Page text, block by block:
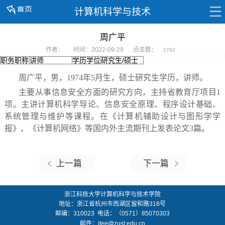
计算机科学与技术
周广平
作者： 时间：2022-09-29 点击数： 2763
职务职称讲师 学历学位研究生/硕士
周广平，男，1974年5月生，硕士研究生学历，讲师。
主要从事信息安全方面的研究方向，主持省教育厅项目1
项。主讲计算机科学导论、信息安全原理、程序设计基础、
系统管理与维护等课程。在《计算机辅助设计与图形学学
报》、《计算机网络》等国内外主流期刊上发表论文3篇。
上一篇 下一篇
浙江科技大学计算机科学与技术学院
地址：浙江省杭州市西湖区留和路318号
邮编： 310023 电话：（0571）85070303
邮件： itee@zust.edu.cn